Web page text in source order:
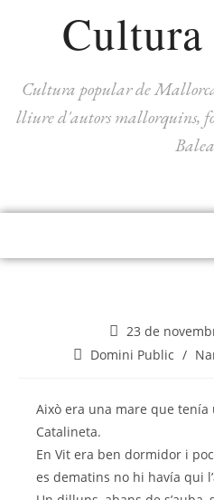
Cultura
Cultura popular de
lliure d'autors mallorquins,
23 de
Domini Public /
Això era una mare que
Catalineta.
En Vit era ben dormidor i
es dematins no hi havía qui